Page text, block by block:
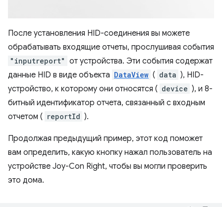
После установления HID-соединения вы можете
обрабатывать входящие отчеты, прослушивая события
"inputreport" от устройства. Эти события содержат
данные HID в виде объекта DataView ( data ), HID-
устройство, к которому они относятся ( device ), и 8-
битный идентификатор отчета, связанный с входным
отчетом ( reportId ).
Продолжая предыдущий пример, этот код поможет
вам определить, какую кнопку нажал пользователь на
устройстве Joy-Con Right, чтобы вы могли проверить
это дома.